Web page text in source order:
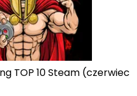
TOP 10 Steam (czerwiec